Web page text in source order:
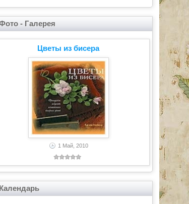
- Галерея
Цветы из бисера
1 Май, 2010